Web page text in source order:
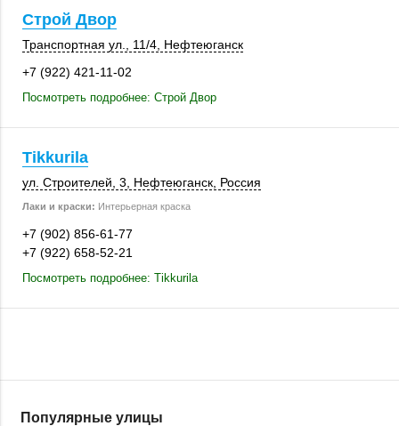
Строй Двор
Транспортная ул. 11/4 Нефтеюганск
+7 (922) 421-11-02
Посмотреть подробнее: Строй Двор
Tikkurila
ул. Строителей, 3 Нефтеюганск Россия
Лаки и краски: Интерьерная краска
+7 (902) 856-61-77
+7 (922) 658-52-21
Посмотреть подробнее: Tikkurila
Популярные улицы